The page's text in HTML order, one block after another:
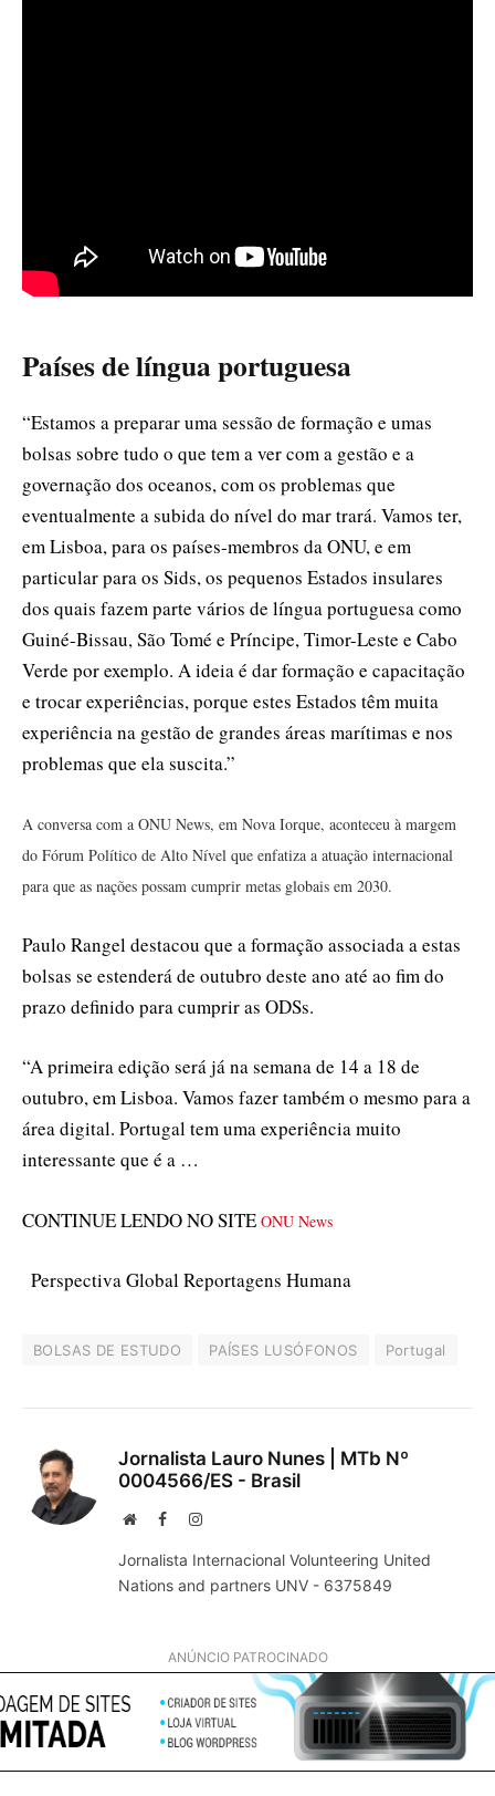
Países de língua portuguesa
“Estamos a preparar uma sessão de formação e umas
bolsas sobre tudo o que tem a ver com a gestão e a
governação dos oceanos, com os problemas que
eventualmente a subida do nível do mar trará. Vamos ter,
em Lisboa, para os países-membros da ONU, e em
particular para os Sids, os pequenos Estados insulares
dos quais fazem parte vários de língua portuguesa como
Guiné-Bissau, São Tomé e Príncipe, Timor-Leste e Cabo
Verde por exemplo. A ideia é dar formação e capacitação
e trocar experiências, porque estes Estados têm muita
experiência na gestão de grandes áreas marítimas e nos
problemas que ela suscita.”
A conversa com a ONU News, em Nova Iorque, aconteceu à margem
do Fórum Político de Alto Nível que enfatiza a atuação internacional
para que as nações possam cumprir metas globais em 2030.
Paulo Rangel destacou que a formação associada a estas
bolsas se estenderá de outubro deste ano até ao fim do
prazo definido para cumprir as ODSs.
“A primeira edição será já na semana de 14 a 18 de
outubro, em Lisboa. Vamos fazer também o mesmo para a
área digital. Portugal tem uma experiência muito
interessante que é a …
CONTINUE LENDO NO SITE ONU News
Perspectiva Global Reportagens Humana
BOLSAS DE ESTUDO PAÍSES LUSÓFONOS Portugal
Jornalista Lauro Nunes | MTb Nº
0004566/ES - Brasil
WebsiteFacebookInstagram
Jornalista Internacional Volunteering United
Nations and partners UNV - 6375849
ANÚNCIO PATROCINADO